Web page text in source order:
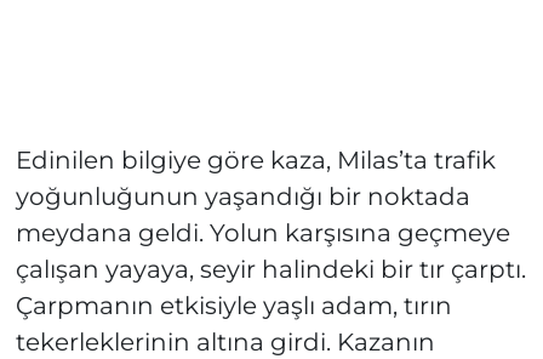
Edinilen bilgiye göre kaza, Milas’ta trafik
yoğunluğunun yaşandığı bir noktada
meydana geldi. Yolun karşısına geçmeye
çalışan yayaya, seyir halindeki bir tır çarptı.
Çarpmanın etkisiyle yaşlı adam, tırın
tekerleklerinin altına girdi. Kazanın